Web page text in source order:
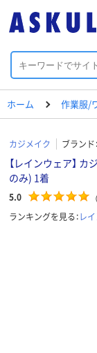
ホーム 作業服/
カジメイク ブランド：
【レインウェア】
のみ) 1着
5.0
ランキングを見る：レ